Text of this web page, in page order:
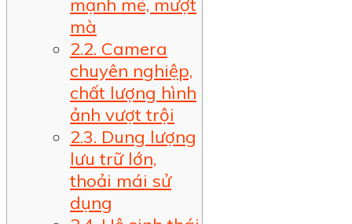
mạnh mẽ, mượt
mà
2.2. Camera
chuyên nghiệp,
chất lượng hình
ảnh vượt trội
2.3. Dung lượng
lưu trữ lớn,
thoải mái sử
dụng